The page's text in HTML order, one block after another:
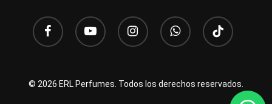
facebook youtube instagram whatsapp tiktok
© 2026 ERL Perfumes. Todos los derechos reservados.